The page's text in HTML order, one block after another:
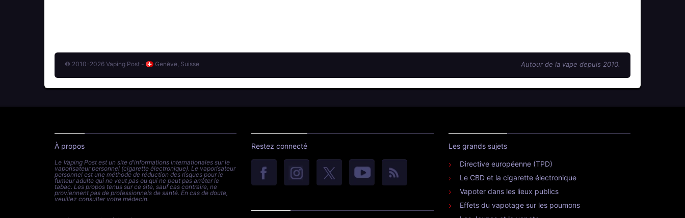
© 2010-2026 Vaping Post - Genève, Suisse Autour de la vape depuis 2010.
À propos
Le Vaping Post est un site d'informations internationales sur le
vaporisateur personnel (cigarette électronique). Le vaporisateur
personnel est une méthode de réduction des risques pour le
fumeur adulte qui ne veut pas ou qui ne peut pas arrêter le
tabac. Les propos tenus sur ce site, sauf cas contraire, ne
proviennent pas de professionnels de santé. En cas de doute,
veuillez consulter votre médecin.
Restez connecté Les grands sujets
Directive européenne (TPD)
Le CBD et la cigarette électronique
Vapoter dans les lieux publics
Effets du vapotage sur les poumons